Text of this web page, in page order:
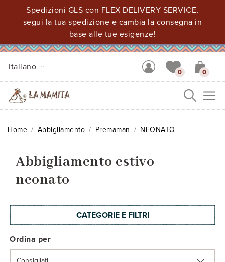
Spedizioni GLS con FLEX DELIVERY SERVICE,
segui la tua spedizione e cambia la consegna in
base alle tue esigenze!
Italiano
0 0
Home Abbigliamento Premaman NEONATO
Abbigliamento estivo
neonato
CATEGORIE E FILTRI
Ordina per